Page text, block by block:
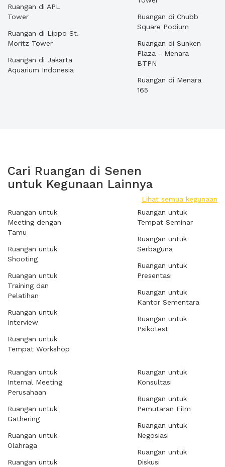
Ruangan di APL
Tower
Ruangan di Lippo St.
Moritz Tower
Ruangan di Jakarta
Aquarium Indonesia
Ruangan di Chubb
Square Podium
Ruangan di Sunken
Plaza - Menara
BTPN
Ruangan di Menara
165
Cari Ruangan di Senen
untuk Kegunaan Lainnya
Lihat semua kegunaan
Ruangan untuk
Meeting dengan
Tamu
Ruangan untuk
Shooting
Ruangan untuk
Training dan
Pelatihan
Ruangan untuk
Interview
Ruangan untuk
Tempat Workshop
Ruangan untuk
Tempat Seminar
Ruangan untuk
Serbaguna
Ruangan untuk
Presentasi
Ruangan untuk
Kantor Sementara
Ruangan untuk
Psikotest
Ruangan untuk
Internal Meeting
Perusahaan
Ruangan untuk
Gathering
Ruangan untuk
Olahraga
Ruangan untuk
Ruangan untuk
Konsultasi
Ruangan untuk
Pemutaran Film
Ruangan untuk
Negosiasi
Ruangan untuk
Diskusi